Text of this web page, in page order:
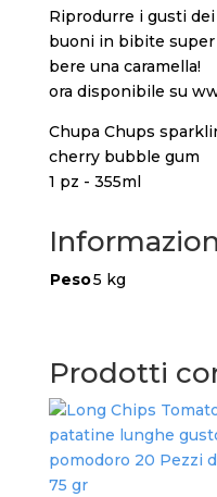
Riprodurre i gusti
buoni in bibite
bere una caramella!
ora disponibile su
Chupa Chups
cherry bubble gum
1 pz - 355ml
Peso5 kg
Prodotti